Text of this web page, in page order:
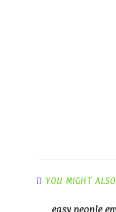
YOU MIGHT
easy people